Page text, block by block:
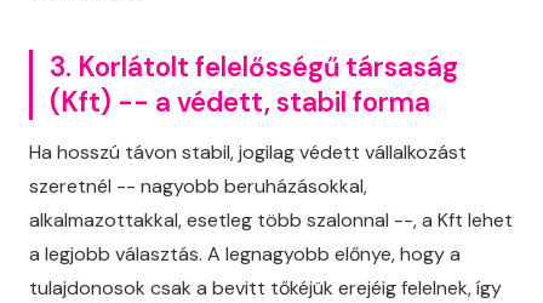
3. Korlátolt felelősségű társaság
(Kft) -- a védett, stabil forma
Ha hosszú távon stabil, jogilag védett vállalkozást
szeretnél -- nagyobb beruházásokkal,
alkalmazottakkal, esetleg több szalonnal --, a Kft lehet
a legjobb választás. A legnagyobb előnye, hogy a
tulajdonosok csak a bevitt tőkéjük erejéig felelnek, így